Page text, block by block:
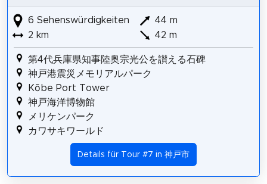
6 Sehenswürdigkeiten
2 km
44 m
42 m
第4代兵庫県知事陸奥宗光公を讃える石碑
神戸港震災メモリアルパーク
Kōbe Port Tower
神戸海洋博物館
メリケンパーク
カワサキワールド
Details für Tour #7 in 神戸市